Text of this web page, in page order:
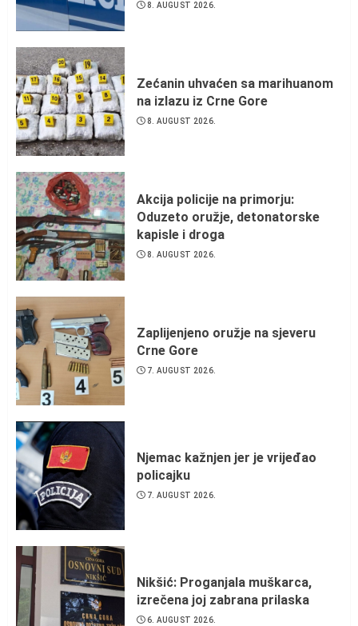
8. AUGUST 2026.
Zećanin uhvaćen sa marihuanom
na izlazu iz Crne Gore
8. AUGUST 2026.
Akcija policije na primorju:
Oduzeto oružje, detonatorske
kapisle i droga
8. AUGUST 2026.
Zaplijenjeno oružje na sjeveru
Crne Gore
7. AUGUST 2026.
Njemac kažnjen jer je vrijeđao
policajku
7. AUGUST 2026.
Nikšić: Proganjala muškarca,
izrečena joj zabrana prilaska
6. AUGUST 2026.